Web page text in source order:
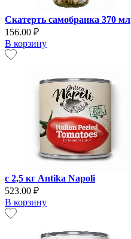
Скатерть самобранка 370 мл
156.00 ₽
В корзину
с 2,5 кг Antika Napoli
523.00 ₽
В корзину